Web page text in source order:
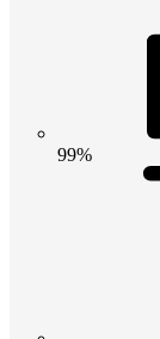
99%